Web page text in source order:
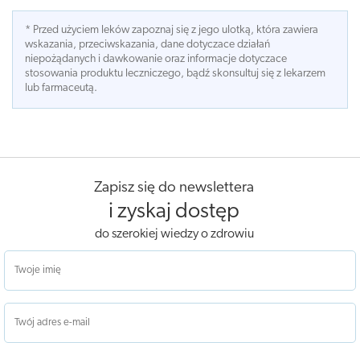
* Przed użyciem leków zapoznaj się z jego ulotką, która zawiera
wskazania, przeciwskazania, dane dotyczace działań
niepożądanych i dawkowanie oraz informacje dotyczace
stosowania produktu leczniczego, bądź skonsultuj się z lekarzem
lub farmaceutą.
Zapisz się do newslettera
i zyskaj dostęp
do szerokiej wiedzy o zdrowiu